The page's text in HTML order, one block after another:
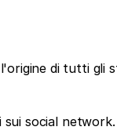
di tutti gli
social